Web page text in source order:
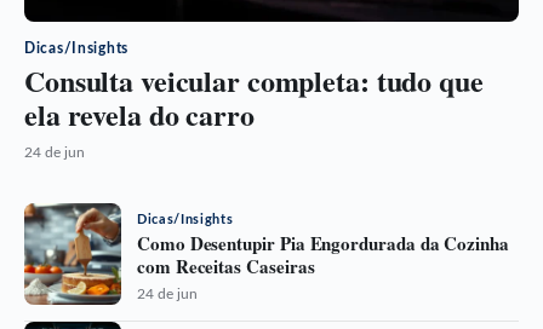
Dicas/Insights
Consulta veicular completa: tudo que
ela revela do carro
24 de jun
Dicas/Insights
Como Desentupir Pia Engordurada da Cozinha
com Receitas Caseiras
24 de jun